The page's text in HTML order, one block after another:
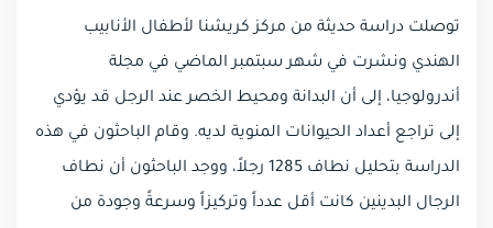
توصلت دراسة حديثة من مركز كريشنا لأطفال الأنابيب
الهندي ونشرت في شهر سبتمبر الماضي في مجلة
أندرولوجيا، إلى أن البدانة ومحيط الخصر عند الرجل قد يؤدي
إلى تراجع أعداد الحيوانات المنوية لديه. وقام الباحثون في هذه
الدراسة بتحليل نطاف 1285 رجلاً، ووجد الباحثون أن نطاف
الرجال البدينين كانت أقل عدداً وتركيزاً وسرعةً وجودة من